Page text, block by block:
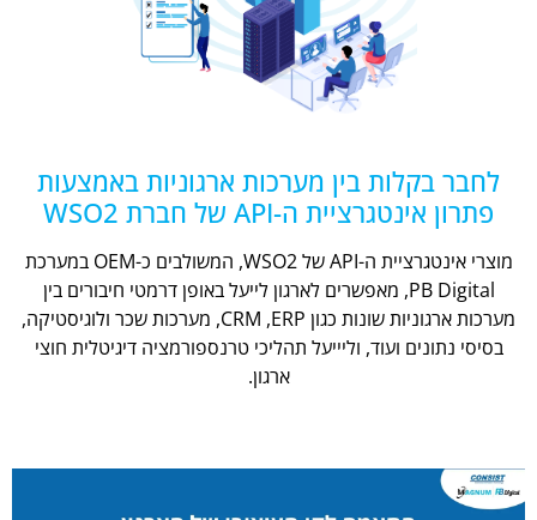
לחבר בקלות בין מערכות ארגוניות באמצעות
פתרון אינטגרציית ה-API של חברת WSO2
מוצרי אינטגרציית ה-API של WSO2, המשולבים כ-OEM במערכת
PB Digital, מאפשרים לארגון לייעל באופן דרמטי חיבורים בין
מערכות ארגוניות שונות כגון CRM ,ERP, מערכות שכר ולוגיסטיקה,
בסיסי נתונים ועוד, וליייעל תהליכי טרנספורמציה דיגיטלית חוצי
ארגון.